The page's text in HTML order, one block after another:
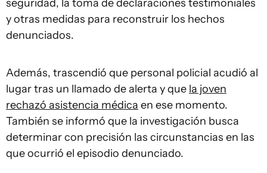
seguridad, la toma de declaraciones testimoniales
y otras medidas para reconstruir los hechos
denunciados.
Además, trascendió que personal policial acudió al
lugar tras un llamado de alerta y que la joven
rechazó asistencia médica en ese momento.
También se informó que la investigación busca
determinar con precisión las circunstancias en las
que ocurrió el episodio denunciado.